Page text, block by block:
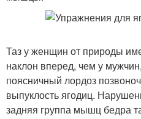
Таз у женщин от природы
наклон вперед, чем у
поясничный лордоз
выпуклость ягодиц.
задняя группа мышц бедра